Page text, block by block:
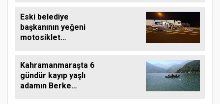
Eski belediye
başkanının yeğeni
motosiklet
Kahramanmaraşta 6
gündür kayıp yaşlı
adamın Berke